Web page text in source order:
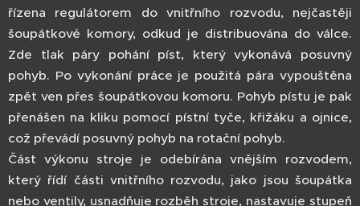
řízena regulátorem do vnitřního rozvodu, nejčastěji
šoupátkové komory, odkud je distribuována do válce.
Zde tlak páry pohání píst, který vykonává posuvný
pohyb. Po vykonání práce je použitá pára vypouštěna
zpět ven přes šoupátkovou komoru. Pohyb pístu je pak
přenášen na kliku pomocí pístní tyče, křižáku a ojnice,
což převádí posuvný pohyb na rotační pohyb.
Část výkonu stroje je odebírána vnějším rozvodem,
který řídí části vnitřního rozvodu, jako jsou šoupátka
nebo ventily, usnadňuje rozběh stroje, nastavuje stupeň